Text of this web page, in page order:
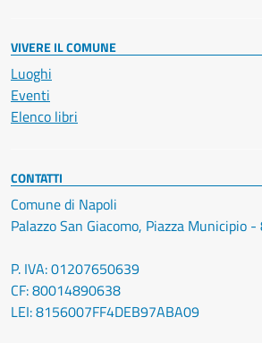
VIVERE IL COMUNE
Luoghi
Eventi
Elenco libri
CONTATTI
Comune di Napoli
Palazzo San Giacomo, Piazza Municipio
P. IVA: 01207650639
CF: 80014890638
LEI: 8156007FF4DEB97ABA09